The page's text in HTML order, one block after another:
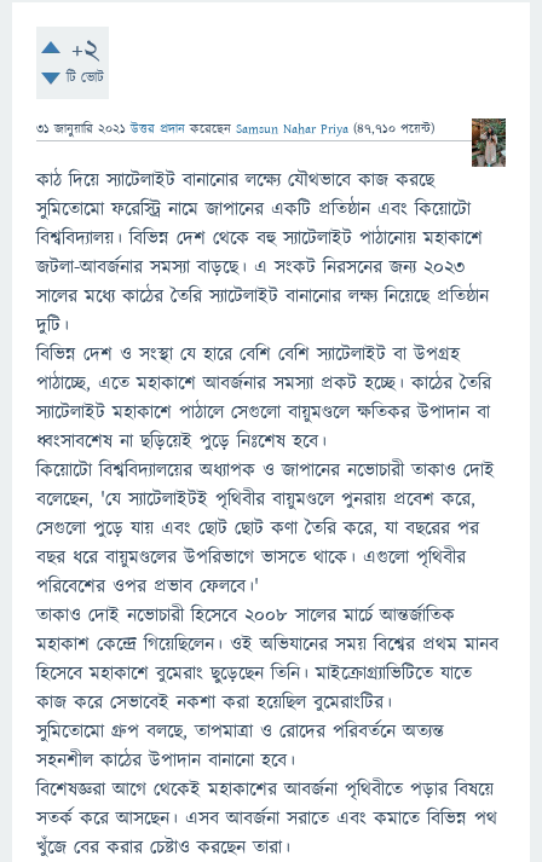
+2
টি ভোট
31 জানুয়ারি 2021 উত্তর প্রদান করেছেন Samsun Nahar Priya (47,710 পয়েন্ট)
কাঠ দিয়ে স্যাটেলাইট বানানোর লক্ষ্যে যৌথভাবে কাজ করছে
সুমিতোমো ফরেস্ট্রি নামে জাপানের একটি প্রতিষ্ঠান এবং কিয়োটো
বিশ্ববিদ্যালয়। বিভিন্ন দেশ থেকে বহু স্যাটেলাইট পাঠানোয় মহাকাশে
জটলা-আবর্জনার সমস্যা বাড়ছে। এ সংকট নিরসনের জন্য ২০২৩
সালের মধ্যে কাঠের তৈরি স্যাটেলাইট বানানোর লক্ষ্য নিয়েছে প্রতিষ্ঠান
দুটি।
বিভিন্ন দেশ ও সংস্থা যে হারে বেশি বেশি স্যাটেলাইট বা উপগ্রহ
পাঠাচ্ছে, এতে মহাকাশে আবর্জনার সমস্যা প্রকট হচ্ছে। কাঠের তৈরি
স্যাটেলাইট মহাকাশে পাঠালে সেগুলো বায়ুমণ্ডলে ক্ষতিকর উপাদান বা
ধ্বংসাবশেষ না ছড়িয়েই পুড়ে নিঃশেষ হবে।
কিয়োটো বিশ্ববিদ্যালয়ের অধ্যাপক ও জাপানের নভোচারী তাকাও দোই
বলেছেন, 'যে স্যাটেলাইটই পৃথিবীর বায়ুমণ্ডলে পুনরায় প্রবেশ করে,
সেগুলো পুড়ে যায় এবং ছোট ছোট কণা তৈরি করে, যা বছরের পর
বছর ধরে বায়ুমণ্ডলের উপরিভাগে ভাসতে থাকে। এগুলো পৃথিবীর
পরিবেশের ওপর প্রভাব ফেলবে।'
তাকাও দোই নভোচারী হিসেবে ২০০৮ সালের মার্চে আন্তর্জাতিক
মহাকাশ কেন্দ্রে গিয়েছিলেন। ওই অভিযানের সময় বিশ্বের প্রথম মানব
হিসেবে মহাকাশে বুমেরাং ছুড়েছেন তিনি। মাইক্রোগ্র্যাভিটিতে যাতে
কাজ করে সেভাবেই নকশা করা হয়েছিল বুমেরাংটির।
সুমিতোমো গ্রুপ বলছে, তাপমাত্রা ও রোদের পরিবর্তনে অত্যন্ত
সহনশীল কাঠের উপাদান বানানো হবে।
বিশেষজ্ঞরা আগে থেকেই মহাকাশের আবর্জনা পৃথিবীতে পড়ার বিষয়ে
সতর্ক করে আসছেন। এসব আবর্জনা সরাতে এবং কমাতে বিভিন্ন পথ
খুঁজে বের করার চেষ্টাও করছেন তারা।